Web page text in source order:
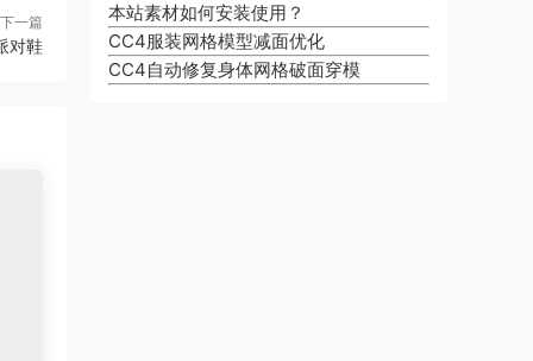
下一篇
对鞋
本站素材如何安装使用？
CC4服装网格模型减面优化
CC4自动修复身体网格破面穿模